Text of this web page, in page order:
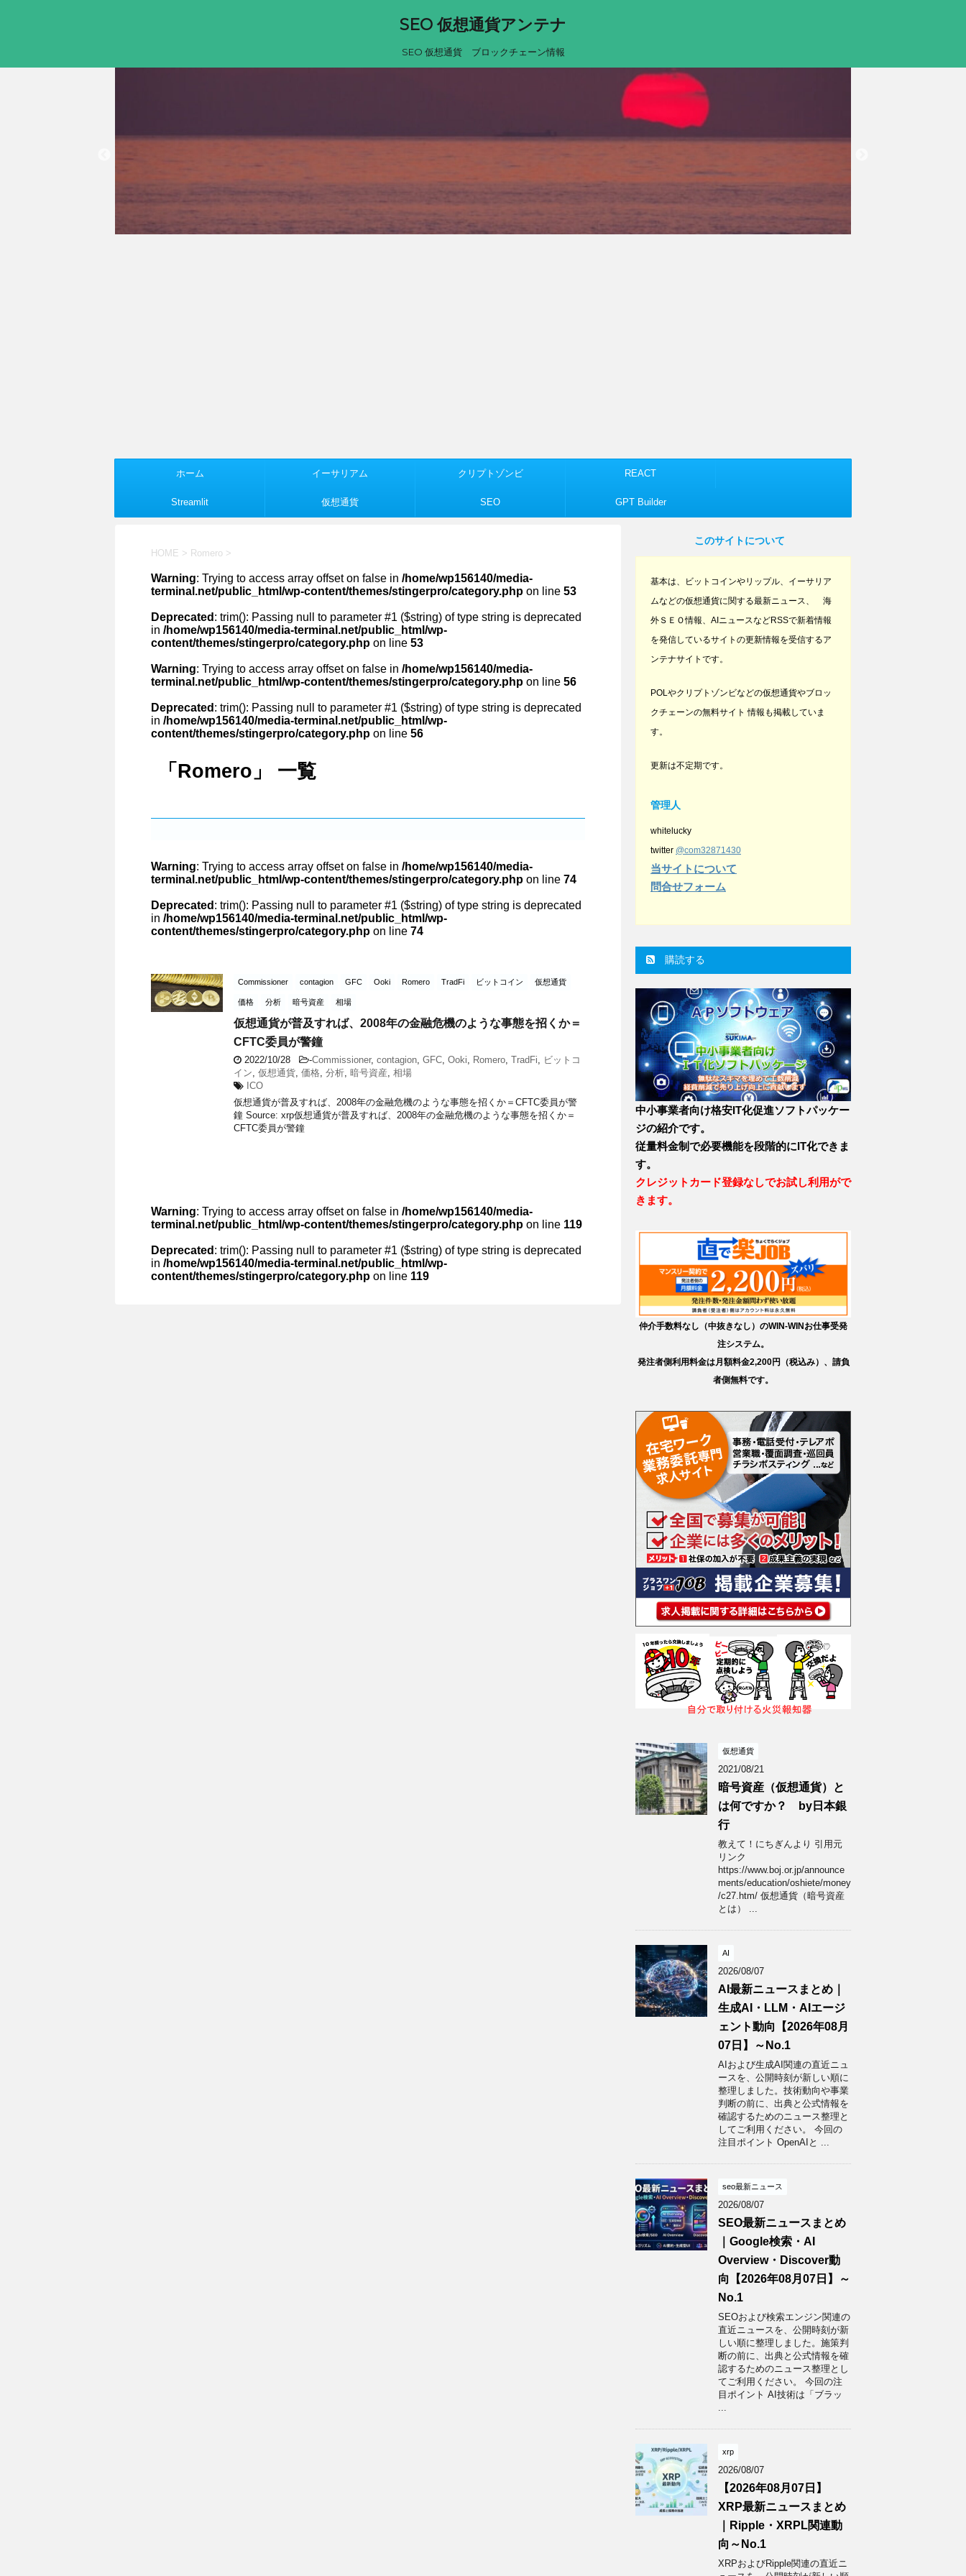
SEO 仮想通貨アンテナ
SEO 仮想通貨 ブロックチェーン情報
ホーム イーサリアム クリプトゾンビ REACT
Streamlit 仮想通貨 SEO GPT Builder
HOME > Romero >
Warning: Trying to access array offset on false in /home/wp156140/media-
terminal.net/public_html/wp-content/themes/stingerpro/category.php on line 53
Deprecated : trim(): Passing null to parameter #1 ($string) of type string is deprecated
in /home/wp156140/media-terminal.net/public_html/wp-
content/themes/stingerpro/category.php on line 53
Warning: Trying to access array offset on false in /home/wp156140/media-
terminal.net/public_html/wp-content/themes/stingerpro/category.php on line 56
Deprecated : trim(): Passing null to parameter #1 ($string) of type string is deprecated
in /home/wp156140/media-terminal.net/public_html/wp-
content/themes/stingerpro/category.php on line 56
「Romero」 一覧
Warning: Trying to access array offset on false in /home/wp156140/media-
terminal.net/public_html/wp-content/themes/stingerpro/category.php on line 74
Deprecated : trim(): Passing null to parameter #1 ($string) of type string is deprecated
in /home/wp156140/media-terminal.net/public_html/wp-
content/themes/stingerpro/category.php on line 74
Commissioner contagion GFC Ooki Romero TradFi ビットコイン 仮想通貨
価格 分析 暗号資産 相場
仮想通貨が普及すれば、2008年の金融危機のような事態を招くか＝
CFTC委員が警鐘
2022/10/28 -Commissioner, contagion, GFC, Ooki, Romero, TradFi, ビットコ
イン, 仮想通貨, 価格, 分析, 暗号資産, 相場
ICO
仮想通貨が普及すれば、2008年の金融危機のような事態を招くか＝CFTC委員が警
鐘 Source: xrp仮想通貨が普及すれば、2008年の金融危機のような事態を招くか＝
CFTC委員が警鐘
Warning: Trying to access array offset on false in /home/wp156140/media-
terminal.net/public_html/wp-content/themes/stingerpro/category.php on line 119
Deprecated : trim(): Passing null to parameter #1 ($string) of type string is deprecated
in /home/wp156140/media-terminal.net/public_html/wp-
content/themes/stingerpro/category.php on line 119
このサイトについて
基本は、ビットコインやリップル、イーサリア
ムなどの仮想通貨に関する最新ニュース、 海
外ＳＥＯ情報、AIニュースなどRSSで新着情報
を発信しているサイトの更新情報を受信するア
ンテナサイトです。
POLやクリプトゾンビなどの仮想通貨やブロッ
クチェーンの無料サイト 情報も掲載していま
す。
更新は不定期です。
管理人
whitelucky
twitter @com32871430
当サイトについて
問合せフォーム
購読する
中小事業者向け格安IT化促進ソフトパッケー
ジの紹介です。
従量料金制で必要機能を段階的にIT化できま
す。
クレジットカード登録なしでお試し利用がで
きます。
仲介手数料なし（中抜きなし）のWIN-WINお仕事受発
注システム。
発注者側利用料金は月額料金2,200円（税込み）、請負
者側無料です。
仮想通貨
2021/08/21
暗号資産（仮想通貨）と
は何ですか？ by日本銀
行
教えて！にちぎんより 引用元
リンク
https://www.boj.or.jp/announce
ments/education/oshiete/money
/c27.htm/ 仮想通貨（暗号資産
とは） ...
AI
2026/08/07
AI最新ニュースまとめ｜
生成AI・LLM・AIエージ
ェント動向【2026年08月
07日】～No.1
AIおよび生成AI関連の直近ニュ
ースを、公開時刻が新しい順に
整理しました。技術動向や事業
判断の前に、出典と公式情報を
確認するためのニュース整理と
してご利用ください。 今回の
注目ポイント OpenAIと ...
seo最新ニュース
2026/08/07
SEO最新ニュースまとめ
｜Google検索・AI
Overview・Discover動
向【2026年08月07日】～
No.1
SEOおよび検索エンジン関連の
直近ニュースを、公開時刻が新
しい順に整理しました。施策判
断の前に、出典と公式情報を確
認するためのニュース整理とし
てご利用ください。 今回の注
目ポイント AI技術は「ブラッ
xrp
2026/08/07
【2026年08月07日】
XRP最新ニュースまとめ
｜Ripple・XRPL関連動
向～No.1
XRPおよびRipple関連の直近ニ